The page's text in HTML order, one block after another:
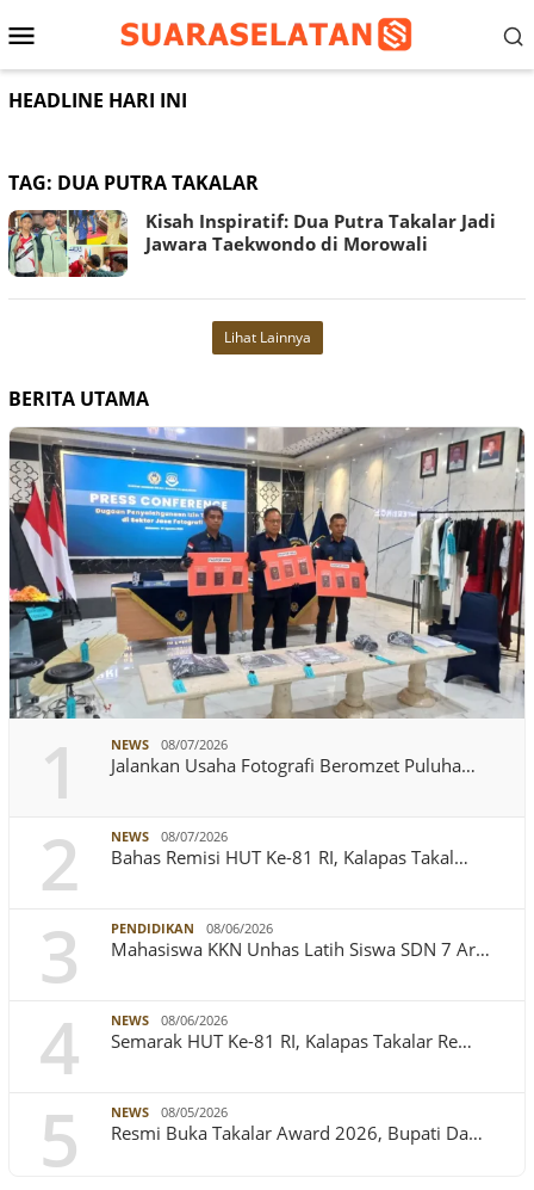
ke
Menu
Mobile
HEADLINE HARI INI
TAG: DUA PUTRA TAKALAR
Kisah Inspiratif: Dua Putra Takalar Jadi
Jawara Taekwondo di Morowali
Lihat Lainnya
BERITA UTAMA
1 NEWS 08/07/2026
Jalankan Usaha Fotografi Beromzet Puluha…
2 NEWS 08/07/2026
Bahas Remisi HUT Ke-81 RI, Kalapas Takal…
3 PENDIDIKAN 08/06/2026
Mahasiswa KKN Unhas Latih Siswa SDN 7 Ar…
4 NEWS 08/06/2026
Semarak HUT Ke-81 RI, Kalapas Takalar Re…
5 NEWS 08/05/2026
Resmi Buka Takalar Award 2026, Bupati Da…